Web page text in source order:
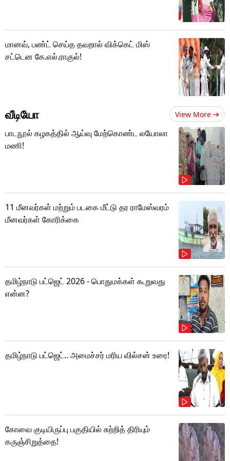
மானவ், பண்ட் செய்த தவறால் விக்கெட் மிஸ்
சட்டென கே.எல்.ராகுல்!
வீடியோ View More
பாடநூல் கழகத்தில் ஆய்வு மேற்கொண்ட லயோலா
மணி!
11 மீனவர்கள் மற்றும் படகை மீட்டு தர ராமேஸ்வரம்
மீனவர்கள் கோரிக்கை
தமிழ்நாடு பட்ஜெட் 2026 - பொதுமக்கள் கூறுவது
என்ன?
தமிழ்நாடு பட்ஜெட்.. அமைச்சர் மரிய வில்சன் உரை!
கோவை குடியிருப்பு பகுதியில் சுற்றித் திரியும்
கருஞ்சிறுத்தை!